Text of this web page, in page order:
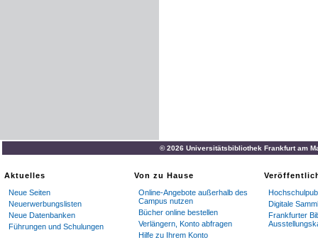
© 2026 Universitätsbibliothek Frankfurt am
Aktuelles
Neue Seiten
Neuerwerbungslisten
Neue Datenbanken
Führungen und Schulungen
Von zu Hause
Online-Angebote außerhalb des
Campus nutzen
Bücher online bestellen
Verlängern, Konto abfragen
Hilfe zu Ihrem Konto
Digitale
Frankfurter